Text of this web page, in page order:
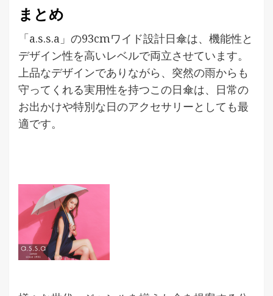
まとめ
「a.s.s.a」の93cmワイド設計日傘は、機能性と
デザイン性を高いレベルで両立させています。
上品なデザインでありながら、突然の雨からも
守ってくれる実用性を持つこの日傘は、日常の
お出かけや特別な日のアクセサリーとしても最
適です。